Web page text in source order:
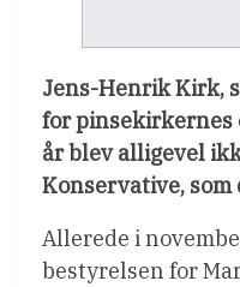
Jens-Henrik Kirk,
for pinsekirkernes
år blev alligevel
Konservative,
Allerede i
bestyrelsen for